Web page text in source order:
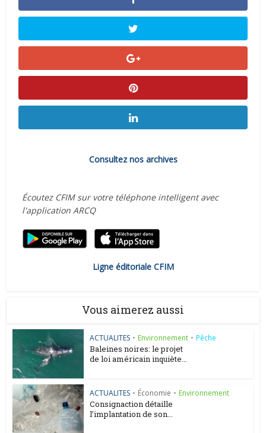
Consultez nos archives
Écoutez CFIM sur votre téléphone intelligent avec
l'application ARCQ
Ligne éditoriale CFIM
Vous aimerez aussi
ACTUALITES • Environnement • Pêche
Baleines noires: le projet
de loi américain inquiète...
ACTUALITES • Économie • Environnement
Consignaction détaille
l’implantation de son...